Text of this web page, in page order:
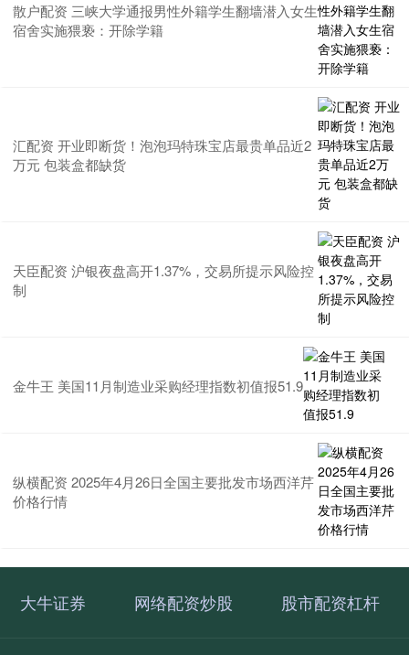
散户配资 三峡大学通报男性外籍学生翻墙潜入女生
宿舍实施猥亵：开除学籍
汇配资 开业即断货！泡泡玛特珠宝店最贵单品近2
万元 包装盒都缺货
天臣配资 沪银夜盘高开1.37%，交易所提示风险控
制
金牛王 美国11月制造业采购经理指数初值报51.9
纵横配资 2025年4月26日全国主要批发市场西洋芹
价格行情
大牛证券 网络配资炒股 股市配资杠杆